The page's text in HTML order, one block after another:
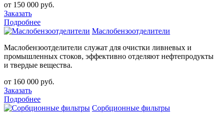
от 150 000 руб.
Заказать
Подробнее
Маслобензоотделители
Маслобензоотделители служат для очистки ливневых и
промышленных стоков, эффективно отделяют нефтепродукты
и твердые вещества.
от 160 000 руб.
Заказать
Подробнее
Сорбционные фильтры